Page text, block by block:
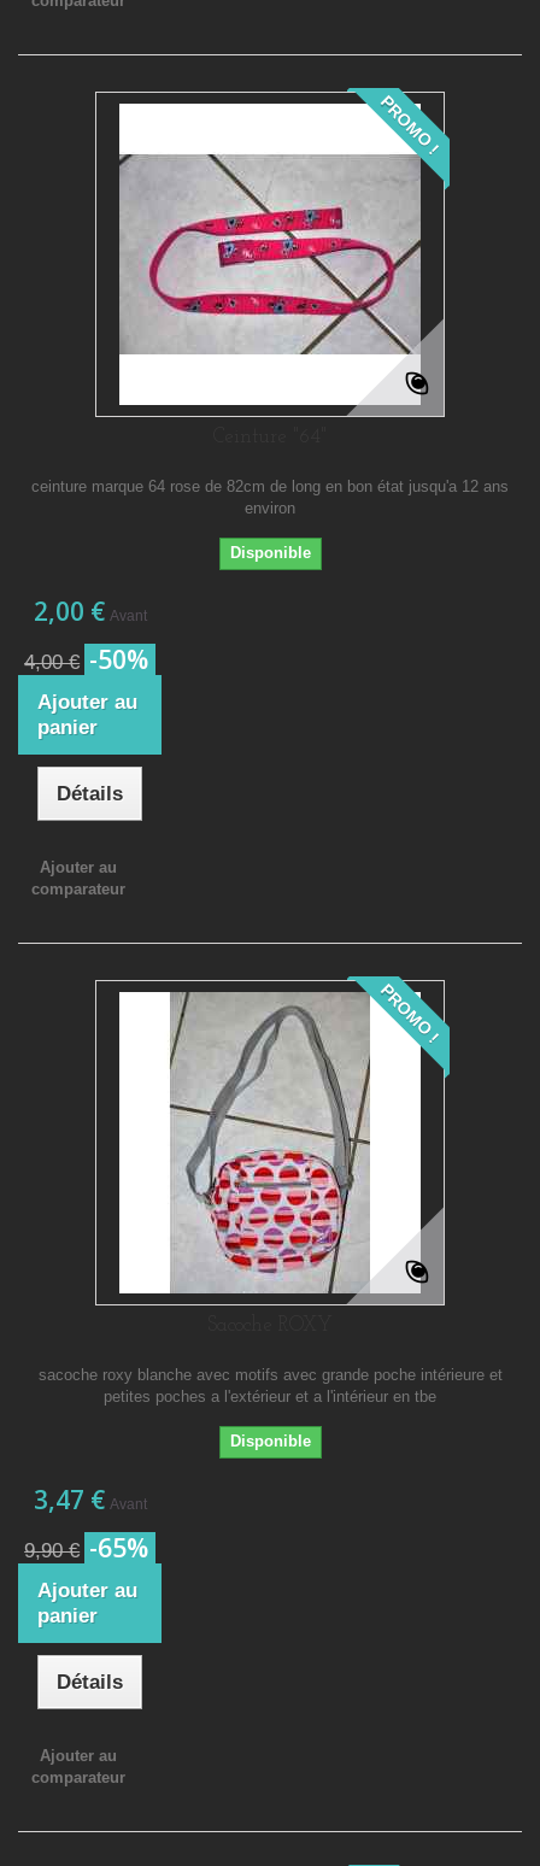
PROMO !
ceinture marque 64 rose de 82cm de long en bon état jusqu'a 12 ans
environ
Disponible
2,00 € Avant
4,00 € -50%
Ajouter au
panier
Détails
Ajouter au
comparateur
PROMO !
sacoche roxy blanche avec motifs avec grande poche intérieure et
petites poches a l'extérieur et a l'intérieur en tbe
Disponible
3,47 € Avant
9,90 € -65%
Ajouter au
panier
Détails
Ajouter au
comparateur